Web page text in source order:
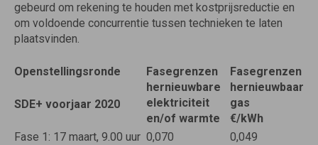
gebeurd om rekening te houden met kostprijsreductie en
om voldoende concurrentie tussen technieken te laten
plaatsvinden.
Openstellingsronde
SDE+ voorjaar 2020
Fasegrenzen
hernieuwbare
elektriciteit
en/of warmte
Fasegrenzen
hernieuwbaar
gas
€/kWh
Fase 1: 17 maart, 9.00 uur 0,070 0,049